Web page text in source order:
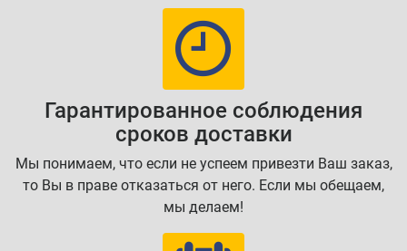
Гарантированное соблюдения
сроков доставки
Мы понимаем, что если не успеем привезти Ваш заказ,
то Вы в праве отказаться от него. Если мы обещаем,
мы делаем!